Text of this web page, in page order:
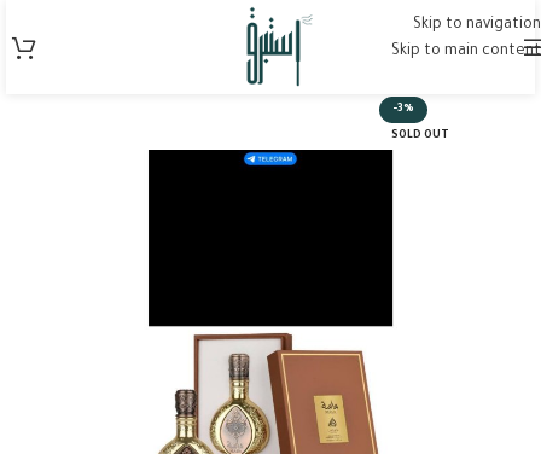
Skip to navigation
Skip to main content
-3%
SOLD OUT